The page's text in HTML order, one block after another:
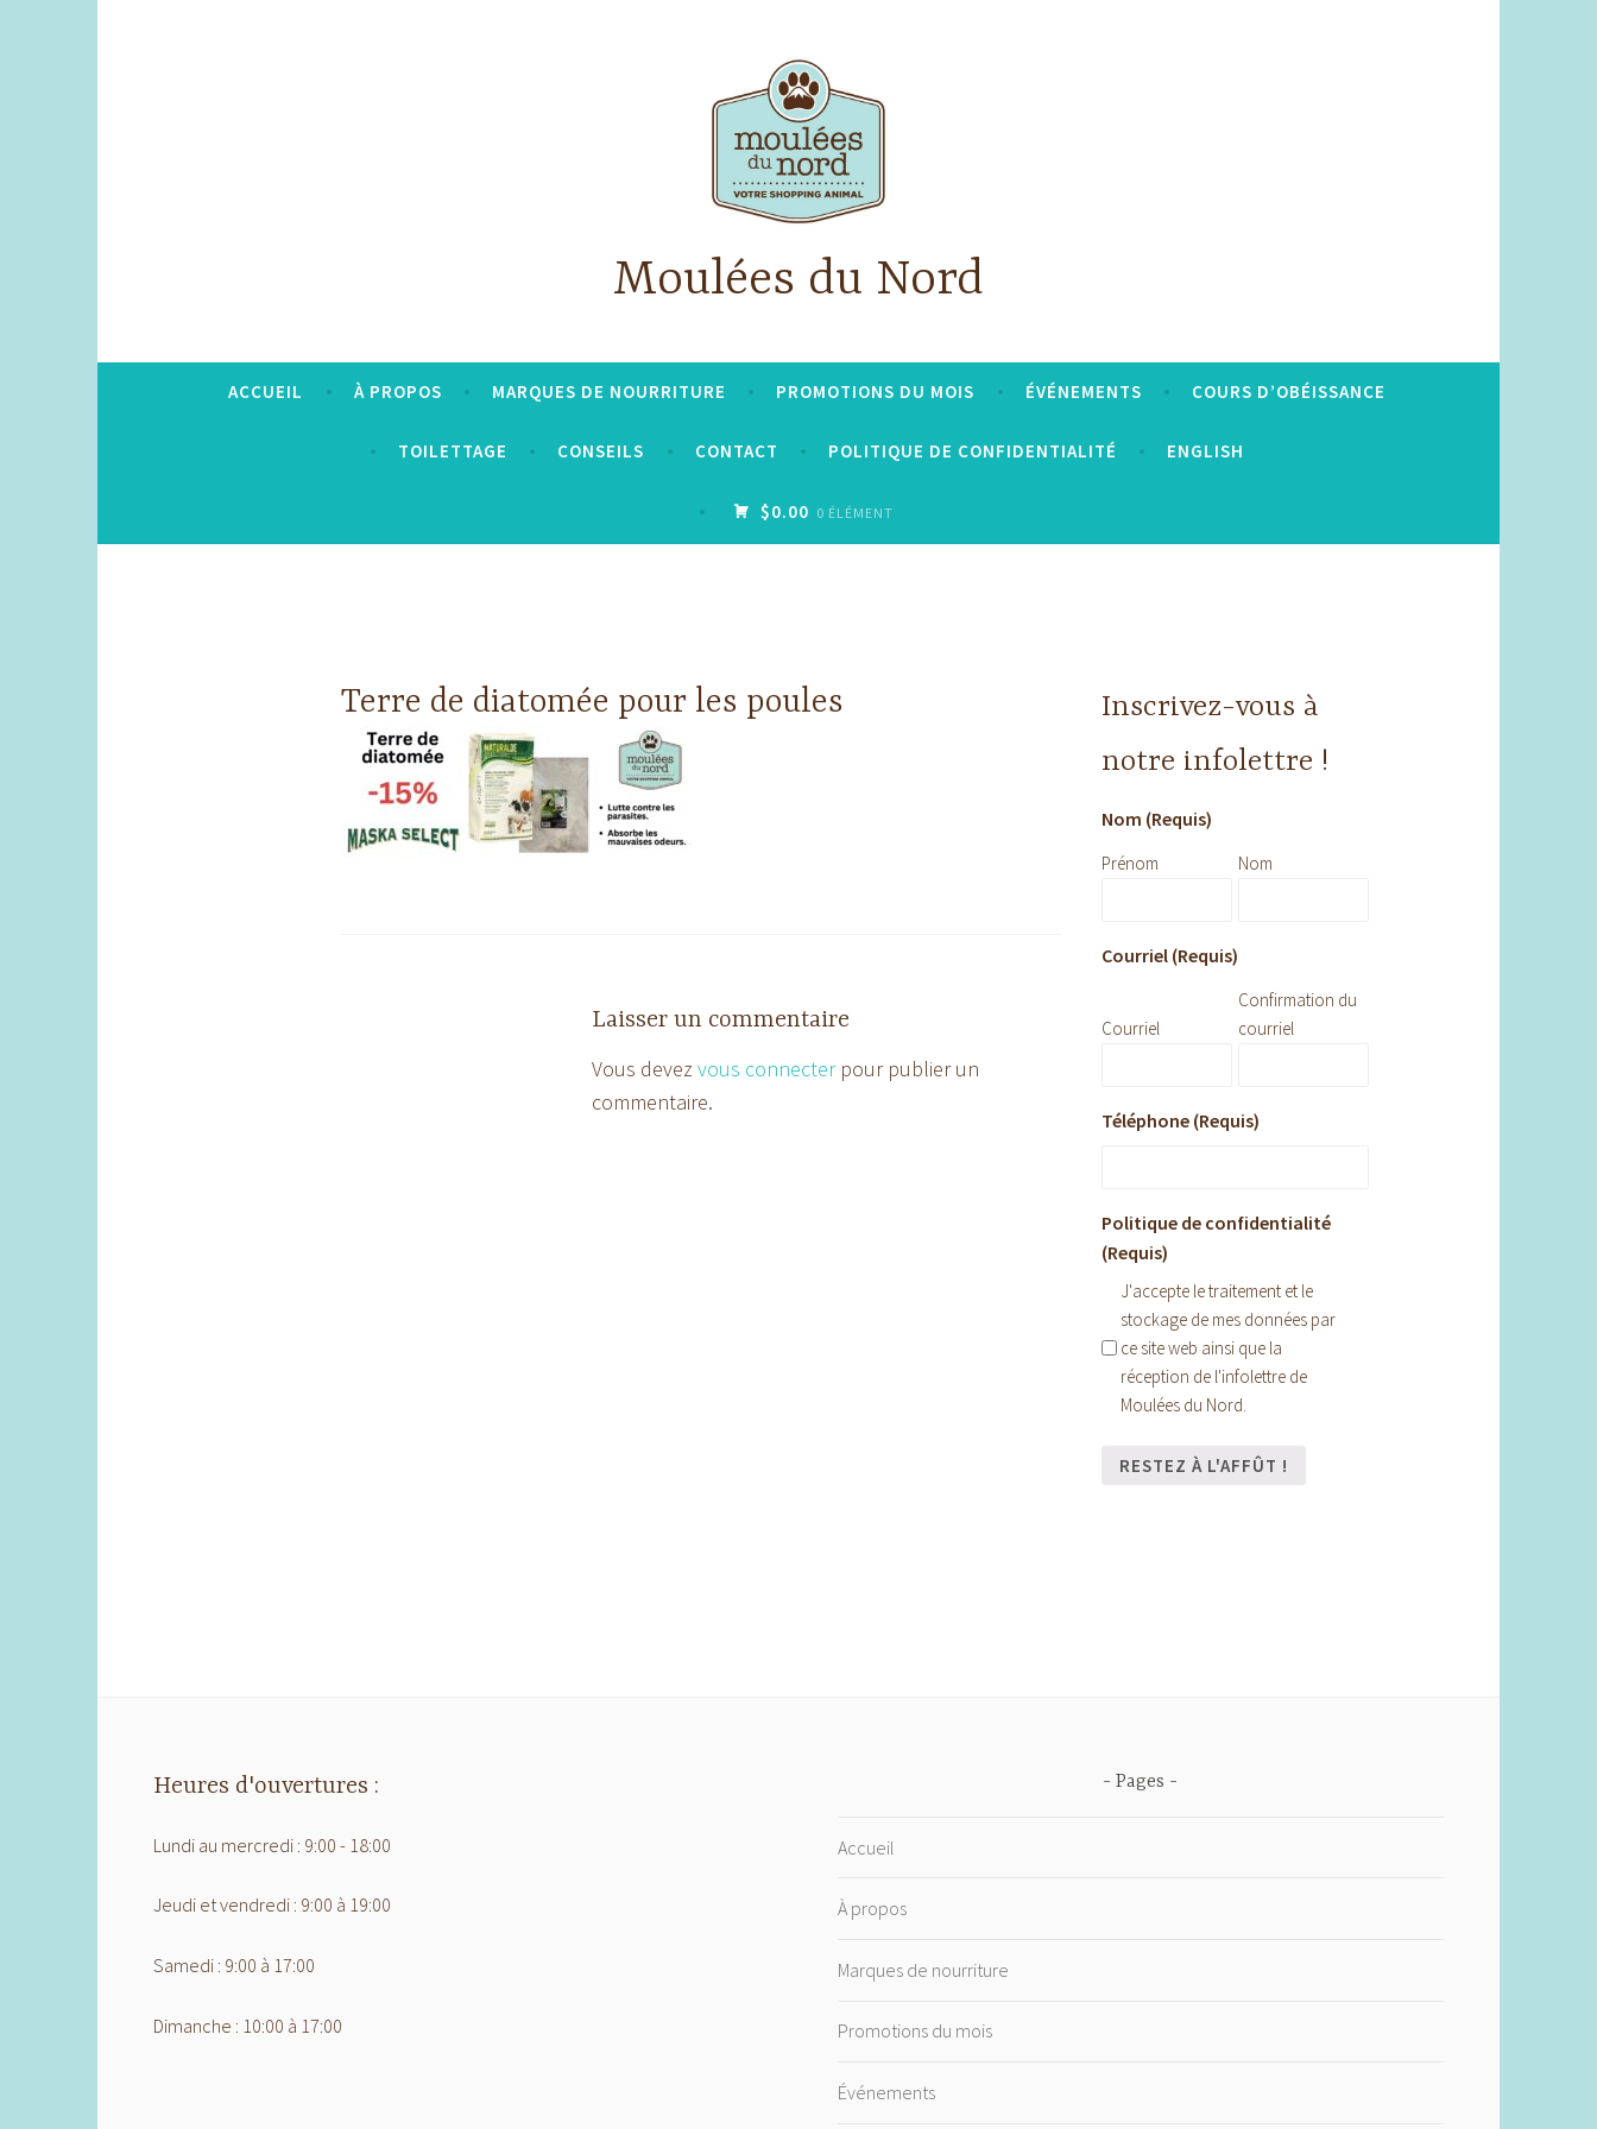
Moulées du Nord
ACCUEIL À PROPOS MARQUES DE NOURRITURE PROMOTIONS DU MOIS ÉVÉNEMENTS COURS D’OBÉISSANCE
TOILETTAGE CONSEILS CONTACT POLITIQUE DE CONFIDENTIALITÉ ENGLISH
$0.00 0 ÉLÉMENT
Terre de diatomée pour les poules
Laisser un commentaire
Vous devezvous connecterpour publier un
commentaire.
Inscrivez-vous à
notre infolettre !
Nom (Requis)
Prénom Nom
Courriel (Requis)
Courriel
Confirmation du
courriel
Téléphone (Requis)
Politique de confidentialité
(Requis)
J'accepte le traitement et le
stockage de mes données par
ce site web ainsi que la
réception de l'infolettre de
Moulées du Nord.
Heures d'ouvertures :
Lundi au mercredi : 9:00 - 18:00
Jeudi et vendredi : 9:00 à 19:00
Samedi : 9:00 à 17:00
Dimanche : 10:00 à 17:00
Pages
Accueil
À propos
Marques de nourriture
Promotions du mois
Événements